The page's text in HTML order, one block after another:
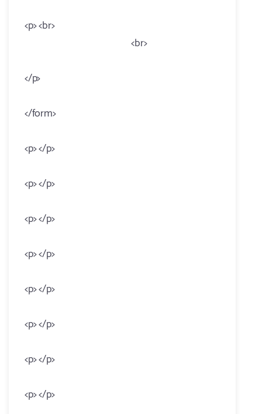
<p> <br>
<br>
</p>
</form>
<p> </p>
<p> </p>
<p> </p>
<p> </p>
<p> </p>
<p> </p>
<p> </p>
<p> </p>